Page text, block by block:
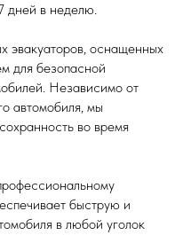
дней в неделю.
эвакуаторов, оснащенных
для безопасной
Независимо от
автомобиля, мы
во время
быструю и
в любой уголок